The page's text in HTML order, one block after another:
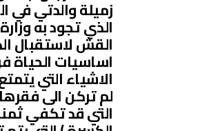
زميلة والدتي في
الذي تجود به
القش لاستقبال
اساسيات الحياة
الاشياء التي
لم تركن الى
التي قد تكفي